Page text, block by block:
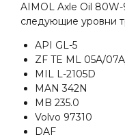
AIMOL Axle Oil
следующие уровни
API GL-5
ZF TE ML 05A/
MIL L-2105D
MAN 342N
MB 235.0
Volvo 97310
DAF